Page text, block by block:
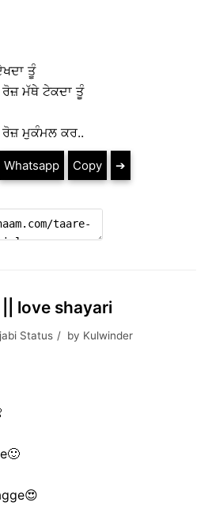
ਤੂੰ
ਮੱਥੇ ਟੇਕਦਾ ਤੂੰ
ਰੋਜ਼ ਮੁਕੰਮਲ ਕਰ..
Whatsapp Copy ➔
love shayari
Status by Kulwinder